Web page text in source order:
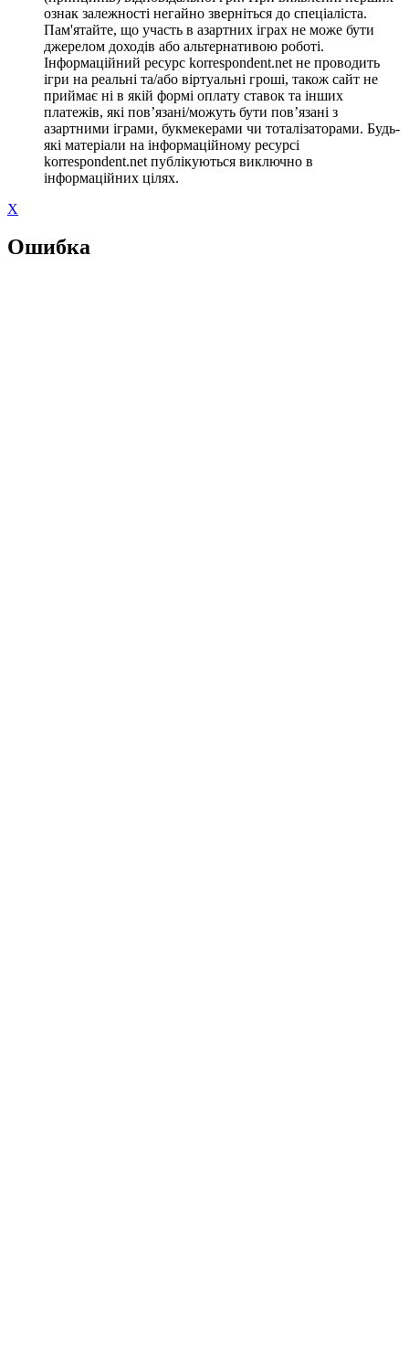
ознак залежності негайно зверніться до спеціаліста.
Пам'ятайте, що участь в азартних іграх не може бути
джерелом доходів або альтернативою роботі.
Інформаційний ресурс korrespondent.net не проводить
ігри на реальні та/або віртуальні гроші, також сайт не
приймає ні в якій формі оплату ставок та інших
платежів, які пов’язані/можуть бути пов’язані з
азартними іграми, букмекерами чи тоталізаторами. Будь-
які матеріали на інформаційному ресурсі
korrespondent.net публікуються виключно в
інформаційних цілях.
X
Ошибка